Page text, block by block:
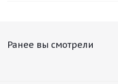
Ранее вы смотрели